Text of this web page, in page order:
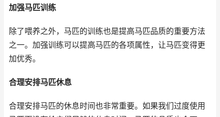
加强马匹训练
除了喂养之外，马匹的训练也是提高马匹品质的重要方法
之一。加强训练可以提高马匹的各项属性，让马匹变得更
加优秀。
合理安排马匹休息
合理安排马匹的休息时间也非常重要。如果我们过度使用